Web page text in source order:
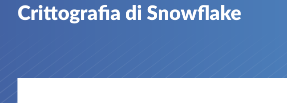
Crittografia di Snowflake